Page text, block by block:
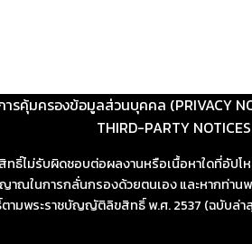
ารคุ้มครองข้อมูลส่วนบุคคล (PRIVACY
THIRD-PARTY NOTICES
ไม่รับผิดชอบต่อผลงานหรือเนื้อหาใดที่อัป
ณในการกลั่นกรองด้วยตนเอง และหากท่า
ามพระราชบัญญัติลิขสิทธิ์ พ.ศ. 2537 (ฉบับล่า